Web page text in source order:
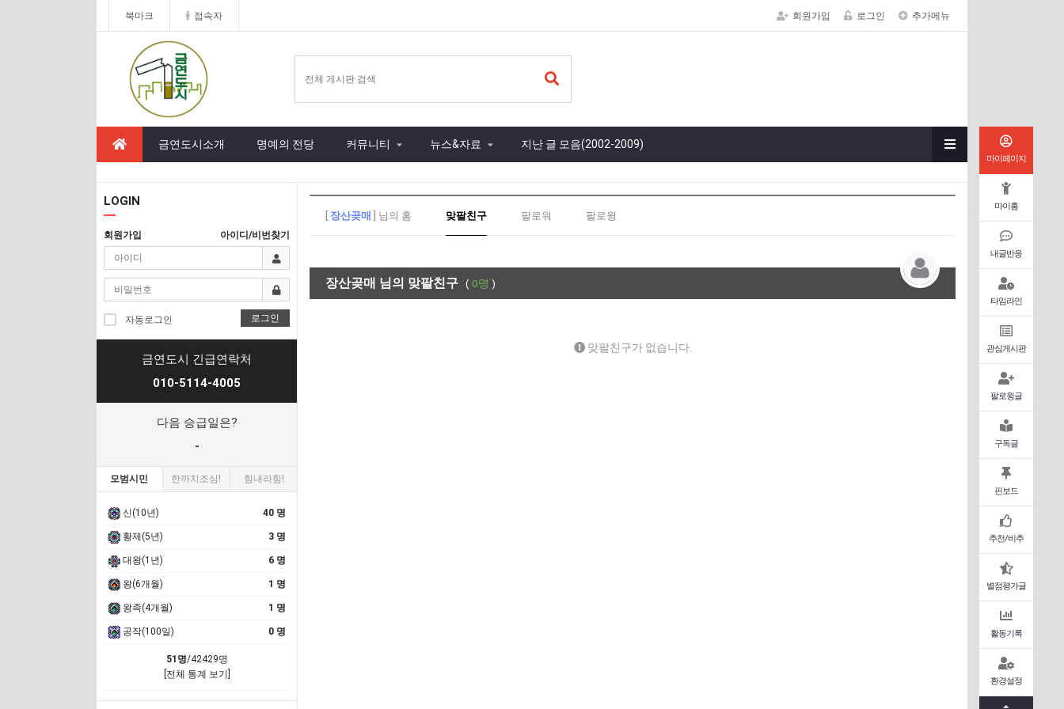
북마크 접속자 회원가입 로그인 추가메뉴
금연도시소개 명예의 전당 커뮤니티 뉴스&자료 지난 글 모음(2002-2009)
마이페이지
마이홈
내글반응
타임라인
관심게시판
팔로윙글
구독글
핀보드
추천/비추
별점평가글
활동기록
환경설정
LOGIN
회원가입 아이디/비번찾기
자동로그인 로그인
금연도시 긴급연락처
010-5114-4005
다음 승급일은?
-
모범시민 한까치조심! 힘내라힘!
신(10년) 40 명
황제(5년) 3 명
대왕(1년) 6 명
왕(6개월) 1 명
왕족(4개월) 1 명
공작(100일) 0 명
51명/42429명
[전체 통계 보기]
장산곶매 ] 님의 홈 맞팔친구 팔로워 팔로윙
장산곶매 님의 맞팔친구 ( 0명 )
맞팔친구가 없습니다.